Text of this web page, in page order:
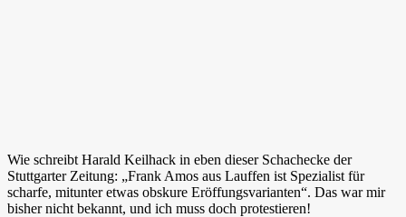
Wie schreibt Harald Keilhack in eben dieser Schachecke der
Stuttgarter Zeitung: „Frank Amos aus Lauffen ist Spezialist für
scharfe, mitunter etwas obskure Eröffungsvarianten“. Das war mir
bisher nicht bekannt, und ich muss doch protestieren!